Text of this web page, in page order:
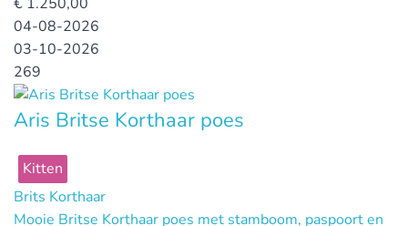
04-08-2026
03-10-2026
269
Aris Britse Korthaar poes
Kitten
Brits Korthaar
Mooie Britse Korthaar poes met stamboom, paspoort en